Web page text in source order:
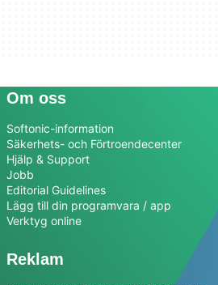
Om oss
Softonic-information
Säkerhets- och Förtroendecenter
Hjälp & Support
Jobb
Editorial Guidelines
Lägg till din programvara / app
Verktyg online
Reklam